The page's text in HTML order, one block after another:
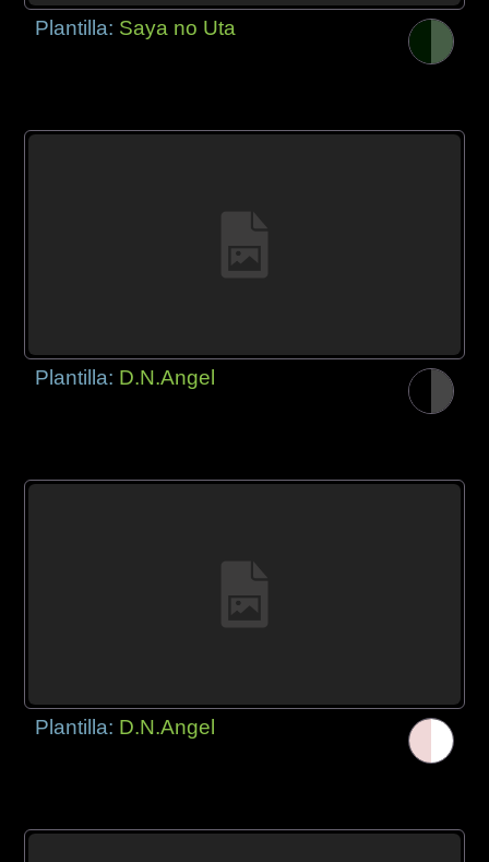
Plantilla: Saya no Uta
Plantilla: D.N.Angel
Plantilla: D.N.Angel